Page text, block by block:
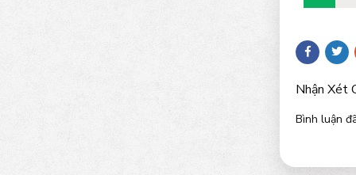
Nhận Xét
Bình luận